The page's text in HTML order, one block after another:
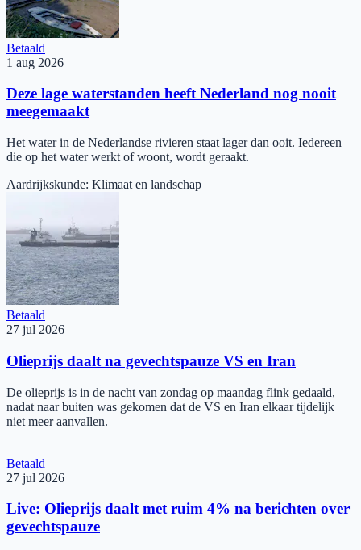
Betaald
1 aug 2026
Deze lage waterstanden heeft Nederland nog nooit
meegemaakt
Het water in de Nederlandse rivieren staat lager dan ooit. Iedereen
die op het water werkt of woont, wordt geraakt.
Aardrijkskunde: Klimaat en landschap
Betaald
27 jul 2026
Olieprijs daalt na gevechtspauze VS en Iran
De olieprijs is in de nacht van zondag op maandag flink gedaald,
nadat naar buiten was gekomen dat de VS en Iran elkaar tijdelijk
niet meer aanvallen.
Betaald
27 jul 2026
Live: Olieprijs daalt met ruim 4% na berichten over
gevechtspauze